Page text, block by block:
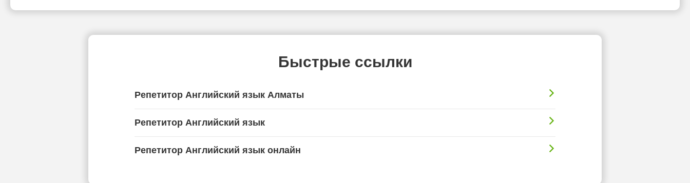
Быстрые ссылки
Репетитор Английский язык Алматы
Репетитор Английский язык
Репетитор Английский язык онлайн